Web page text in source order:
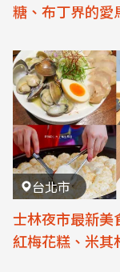
糖、布丁界的愛
台北市
士林夜市最新美
紅梅花糕、米其